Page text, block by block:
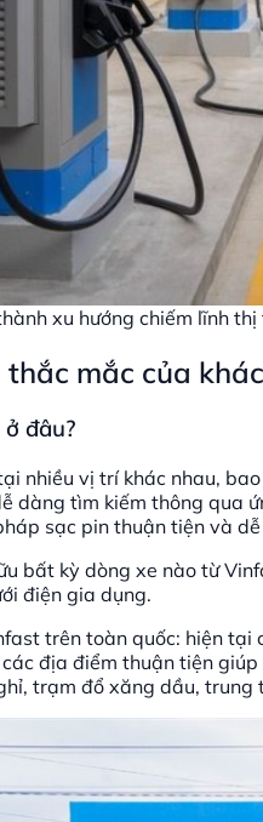
xu hướng chiếm lĩnh
thắc mắc của
đâu?
nhiều vị trí khác nhau,
dàng tìm kiếm thông qua
sạc pin thuận tiện và
bất kỳ dòng xe nào từ
điện gia dụng.
trên toàn quốc: hiện
địa điểm thuận tiện
trạm đổ xăng dầu,